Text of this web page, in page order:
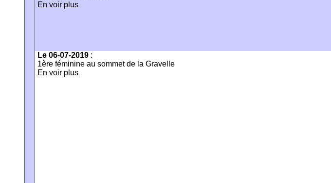
En voir plus
Le 06-07-2019 :
1ère féminine au sommet de la Gravelle
En voir plus